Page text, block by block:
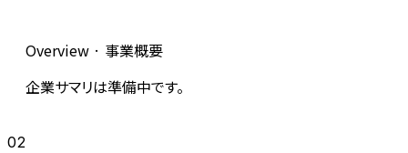
Overview · 事業概要
企業サマリは準備中です。
02